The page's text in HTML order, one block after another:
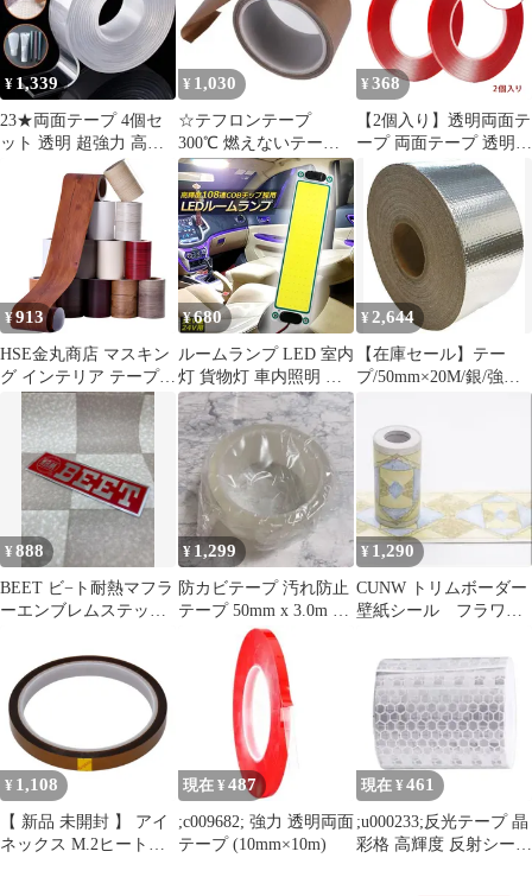
ガラスクロステープ
ADHES
厚手 台所 配管 車両 浴
槽 家庭 工業 多用途テ
ープ 幅25mm×長さ
20m×厚さ
0.1mmRUMITAPE
¥ 1,339
23★両面テープ 4個セ
ット 透明 超強力 高粘
度 無痕 防水 耐熱 再利
¥ 1,030
☆テフロンテープ
300℃ 燃えないテープ
幅19mm*長さ10m テー
プ
¥ 368
【2個入り】透明両面テ
ープ 両面テープ 透明
両面テープ 厚手 透明テ
ープ 強力両面テープ 両
面テープ 透明 カット可
能 ネイルチップ固定 ラ
イトテープ固定 家庭用
工業用(5mm×3m)
¥913
HSE金丸商店 マスキン
グ インテリア テープ
多用途 DIY 家具 壁 キ
ッチン 扉 建具 窓枠 床
巾木 (ピュアホワイト
ウッドグレイン, 幅5㎝
×10m) [ピュアホワイト
ウッドグレイン] [幅5㎝
×10m]
¥680
ルームランプ LED 室内
灯 貨物灯 車内照明 汎
用 小型車 キャンパー
トラック 12V 24V マー
カーランプ キャンピン
グカー テントライト 作
業車用 COB素子 PCカ
バー 電源スイッチ付き
ネジ 両面テープ付き カ
バーなし
¥ 2,644
【在庫セール】テー
プ/50mm×20M/銀/強粘
¥888
BEET ビ−ト耐熱マフラ
ーエンブレムステッカ
¥ 1,299
防カビテープ 汚れ防止
テープ 50mm x 3.0m 補
修テープ
¥ 1,290
CUNW トリムボーダー
壁紙シール フラワー
¥ 1,108
【 新品 未開封 】 アイ
ネックス M.2ヒートシ
現在 ¥ 487
;c009682; 強力 透明両面
テープ (10mm×10m)
現在 ¥ 461
;u000233;反光テープ 晶
彩格 高輝度 反射シート